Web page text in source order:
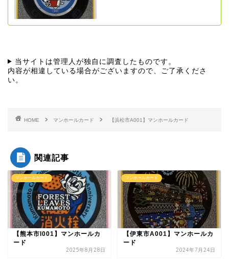
当サイトは管理人が独自に調査したものです。
内容が相違している場合がございますので、ご了承くださ
い。
HOME マンホールカード 【浜松市A001】マンホールカード
関連記事
マンホールカード
【熊本市I001】マンホールカ
ード
2025年8月28日
マンホールカード
【伊東市A001】マンホールカ
ード
2024年7月24日